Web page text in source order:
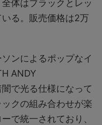
体はブラックとレッ
る。販売価格は2万
ンによるポップなイ
ANDY
で光る仕様になって
クの組み合わせが楽
で統一されており、